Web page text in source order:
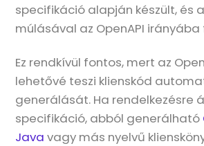
specifikáció alapján készült, és
múlásával az OpenAPI
Ez rendkívül fontos, mert az
lehetővé teszi klienskód
generálását. Ha rendelkezésre
specifikáció, abból generálható
Java vagy más nyelvű